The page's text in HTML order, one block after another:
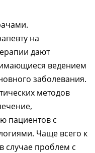
на
дают
ведением
заболевания.
методов
пациентов с
Чаще всего к
случае проблем с